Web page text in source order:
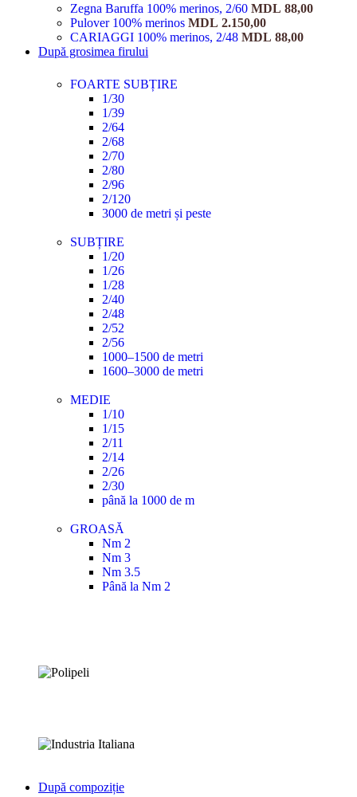
Zegna Baruffa 100% merinos, 2/60 MDL 88,00
Pulover 100% merinos MDL 2.150,00
CARIAGGI 100% merinos, 2/48 MDL 88,00
După grosimea firului
FOARTE SUBȚIRE
1/30
1/39
2/64
2/68
2/70
2/80
2/96
2/120
3000 de metri și peste
SUBȚIRE
1/20
1/26
1/28
2/40
2/48
2/52
2/56
1000–1500 de metri
1600–3000 de metri
MEDIE
1/10
1/15
2/11
2/14
2/26
2/30
până la 1000 de m
GROASĂ
Nm 2
Nm 3
Nm 3.5
Până la Nm 2
După compoziție